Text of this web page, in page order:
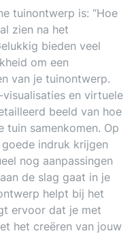
tuinontwerp is: “Hoe
zien na het
bieden veel
om een
van je tuinontwerp.
en virtuele
beeld van hoe
tuin samenkomen. Op
indruk krijgen
nog aanpassingen
de slag gaat in je
helpt bij het
ervoor dat je met
het creëren van jouw